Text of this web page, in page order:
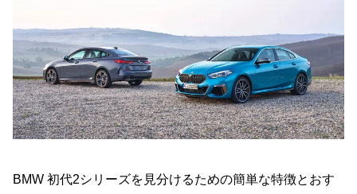
BMW 初代2シリーズを見分けるための簡単な特徴とおす